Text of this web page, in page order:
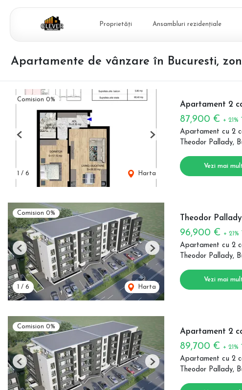
Proprietăți Ansambluri rezidențiale
Apartamente de vânzare în Bucuresti,
Comision 0%
1 / 6 Harta
Previous Next
Apartament 2
87,900 € + 21%
Apartament cu 2
Theodor Pallady,
Vezi mai
Comision 0%
1 / 6 Harta
Previous Next
Theodor
96,900 € + 21%
Apartament cu 2
Theodor Pallady,
Vezi mai
Comision 0%
Previous Next
Apartament 2
89,700 € + 21%
Apartament cu 2
Theodor Pallady,